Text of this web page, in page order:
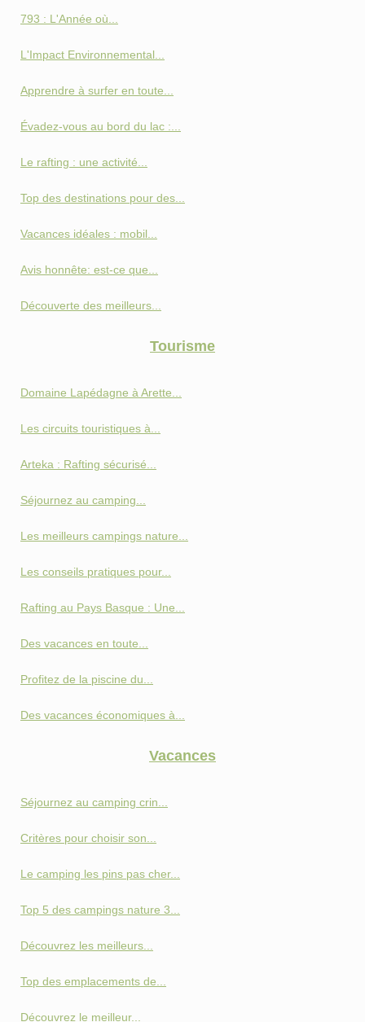
793 : L'Année où...
L'Impact Environnemental...
Apprendre à surfer en toute...
Évadez-vous au bord du lac :...
Le rafting : une activité...
Top des destinations pour des...
Vacances idéales : mobil...
Avis honnête: est-ce que...
Découverte des meilleurs...
Tourisme
Domaine Lapédagne à Arette...
Les circuits touristiques à...
Arteka : Rafting sécurisé...
Séjournez au camping...
Les meilleurs campings nature...
Les conseils pratiques pour...
Rafting au Pays Basque : Une...
Des vacances en toute...
Profitez de la piscine du...
Des vacances économiques à...
Vacances
Séjournez au camping crin...
Critères pour choisir son...
Le camping les pins pas cher...
Top 5 des campings nature 3...
Découvrez les meilleurs...
Top des emplacements de...
Découvrez le meilleur...